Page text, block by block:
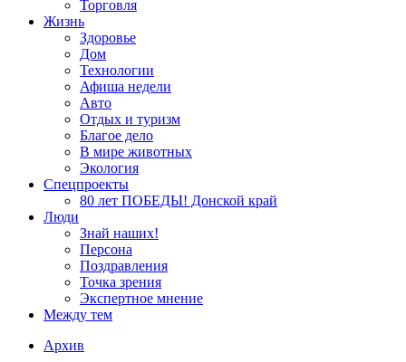
Торговля
Жизнь
Здоровье
Дом
Технологии
Афиша недели
Авто
Отдых и туризм
Благое дело
В мире животных
Экология
Спецпроекты
80 лет ПОБЕДЫ! Донской край
Люди
Знай наших!
Персона
Поздравления
Точка зрения
Экспертное мнение
Между тем
Архив